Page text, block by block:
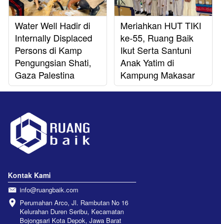
Water Well Hadir di
Internally Displaced
Persons di Kamp
Pengungsian Shati,
Gaza Palestina
Meriahkan HUT TIKI
ke-55, Ruang Baik
Ikut Serta Santuni
Anak Yatim di
Kampung Makasar
Kontak Kami
info@ruangbaik.com
Perumahan Arco, Jl. Rambutan No 16
Kelurahan Duren Seribu, Kecamatan
Bojongsari Kota Depok, Jawa Barat